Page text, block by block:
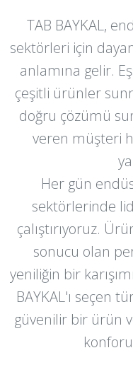
TAB BAYKAL,
sektörleri için
anlamına gelir.
çeşitli ürünler
doğru çözümü
veren müşteri
Her gün
sektörlerinde
çalıştırıyoruz.
sonucu olan
yeniliğin bir
BAYKAL'ı seçen
güvenilir bir ürün